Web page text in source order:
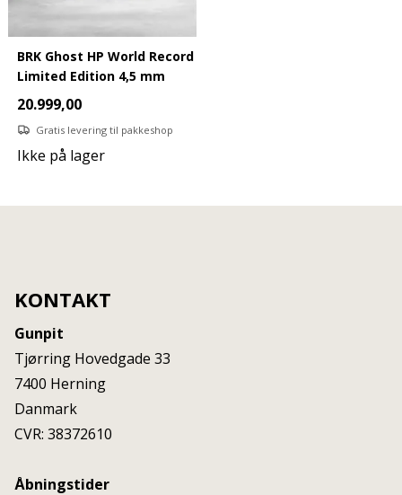
BRK Ghost HP World Record
Limited Edition 4,5 mm
20.999,00
Gratis levering til pakkeshop
Ikke på lager
KONTAKT
Gunpit
Tjørring Hovedgade 33
7400 Herning
Danmark
CVR: 38372610
Åbningstider